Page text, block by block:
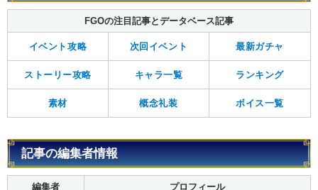
FGOの注目記事とデータベース記事
イベント攻略 次回イベント 最新ガチャ
ストーリー攻略 キャラ一覧 ランキング
素材 概念礼装 ボイス一覧
記事の編集者情報
編集者 プロフィール